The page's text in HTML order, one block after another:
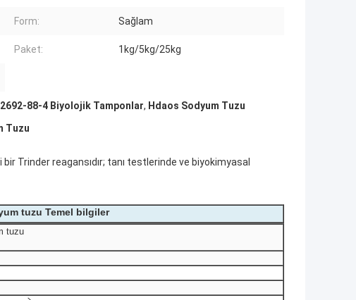
Form: Sağlam
Paket: 1kg/5kg/25kg
88-4 Biyolojik Tamponlar, Hdaos Sodyum Tuzu
Tuzu
Trinder reagansıdır; tanı testlerinde ve biyokimyasal
tuzu Temel bilgiler
tuzu